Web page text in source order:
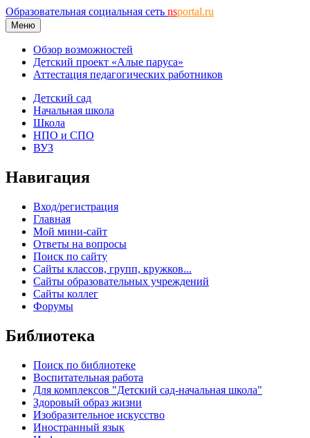
Образовательная социальная сеть nsportal.ru
Меню
Обзор возможностей
Детский проект «Алые паруса»
Аттестация педагогических работников
Детский сад
Начальная школа
Школа
НПО и СПО
ВУЗ
Навигация
Вход/регистрация
Главная
Мой мини-сайт
Ответы на вопросы
Поиск по сайту
Сайты классов, групп, кружков...
Сайты образовательных учреждений
Сайты коллег
Форумы
Библиотека
Поиск по библиотеке
Воспитательная работа
Для комплексов "Детский сад-начальная школа"
Здоровый образ жизни
Изобразительное искусство
Иностранный язык